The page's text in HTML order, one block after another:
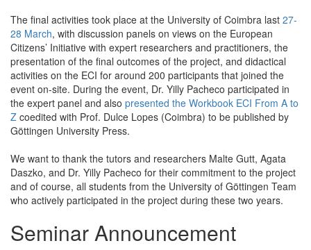
The final activities took place at the University of Coimbra last 27-
28 March, with discussion panels on views on the European
Citizens’ Initiative with expert researchers and practitioners, the
presentation of the final outcomes of the project, and didactical
activities on the ECI for around 200 participants that joined the
event on-site. During the event, Dr. Yilly Pacheco participated in
the expert panel and also presented the Workbook ECI From A to
Z coedited with Prof. Dulce Lopes (Coimbra) to be published by
Göttingen University Press.
We want to thank the tutors and researchers Malte Gutt, Agata
Daszko, and Dr. Yilly Pacheco for their commitment to the project
and of course, all students from the University of Göttingen Team
who actively participated in the project during these two years.
Seminar Announcement